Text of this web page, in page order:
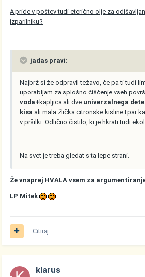
A pride v poštev tudi eterično olje za
izparilniku?
jadas pravi:
Najbrž si že odpravil težavo, če pa ti tudi
uporabljam za splošno čiščenje vseh
voda+ kapljica ali dve univerzalnega
kisa alimala žlička citronske kisline+par
v pršilki. Odlično čistilo, ki je hkrati tudi
Na svet je treba gledat s ta lepe strani.
Že vnaprej HVALA vsem za
LP Mitek
Citiraj
klarus